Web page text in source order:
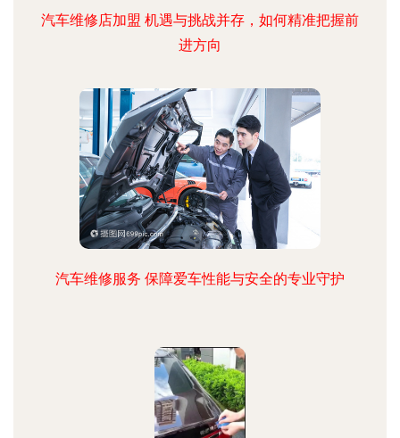
汽车维修店加盟 机遇与挑战并存，如何精准把握前
进方向
汽车维修服务 保障爱车性能与安全的专业守护